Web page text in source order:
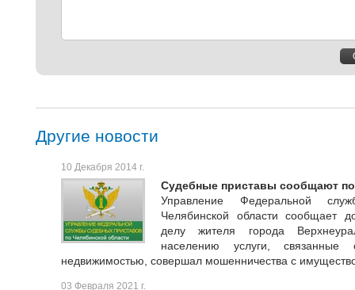
Другие новости
10 Декабря 2014 г.
Судебные приставы сообщают
Управление Федеральной
Челябинской области сообщает
делу жителя города
населению услуги,
недвижимостью, совершал мошенничества с
03 Февраля 2021 г.